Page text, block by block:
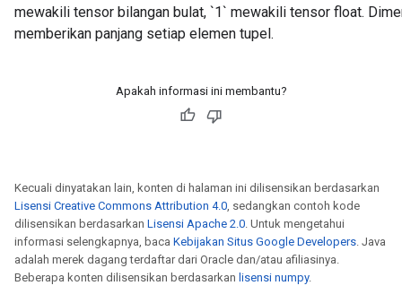
mewakili tensor bilangan bulat, `1` mewakili tensor float.
memberikan panjang setiap elemen tupel.
Apakah informasi ini membantu?
Kecuali dinyatakan lain, konten di halaman ini dilisensikan berdasarkan
Lisensi Creative Commons Attribution 4.0, sedangkan contoh kode
dilisensikan berdasarkan Lisensi Apache 2.0. Untuk mengetahui
informasi selengkapnya, baca Kebijakan Situs Google Developers. Java
adalah merek dagang terdaftar dari Oracle dan/atau afiliasinya.
Beberapa konten dilisensikan berdasarkan lisensi numpy.